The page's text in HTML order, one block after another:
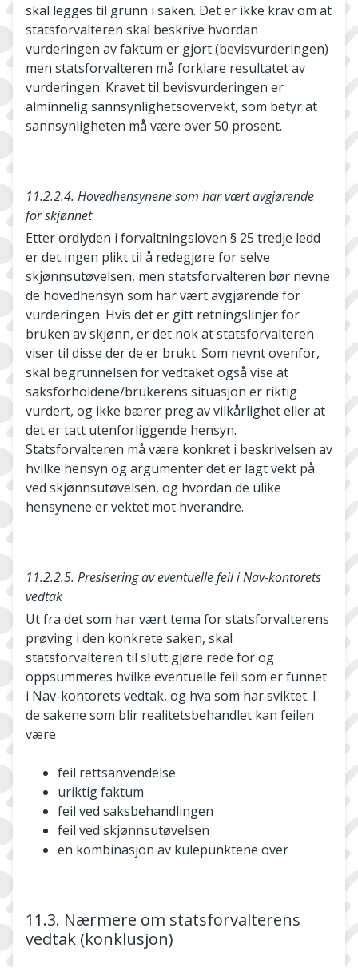
skal legges til grunn i saken. Det er ikke krav om at
statsforvalteren skal beskrive hvordan
vurderingen av faktum er gjort (bevisvurderingen)
men statsforvalteren må forklare resultatet av
vurderingen. Kravet til bevisvurderingen er
alminnelig sannsynlighetsovervekt, som betyr at
sannsynligheten må være over 50 prosent.
11.2.2.4. Hovedhensynene som har vært avgjørende
for skjønnet
Etter ordlyden i forvaltningsloven § 25 tredje ledd
er det ingen plikt til å redegjøre for selve
skjønnsutøvelsen, men statsforvalteren bør nevne
de hovedhensyn som har vært avgjørende for
vurderingen. Hvis det er gitt retningslinjer for
bruken av skjønn, er det nok at statsforvalteren
viser til disse der de er brukt. Som nevnt ovenfor,
skal begrunnelsen for vedtaket også vise at
saksforholdene/brukerens situasjon er riktig
vurdert, og ikke bærer preg av vilkårlighet eller at
det er tatt utenforliggende hensyn.
Statsforvalteren må være konkret i beskrivelsen av
hvilke hensyn og argumenter det er lagt vekt på
ved skjønnsutøvelsen, og hvordan de ulike
hensynene er vektet mot hverandre.
11.2.2.5. Presisering av eventuelle feil i Nav-kontorets
vedtak
Ut fra det som har vært tema for statsforvalterens
prøving i den konkrete saken, skal
statsforvalteren til slutt gjøre rede for og
oppsummeres hvilke eventuelle feil som er funnet
i Nav-kontorets vedtak, og hva som har sviktet. I
de sakene som blir realitetsbehandlet kan feilen
være
feil rettsanvendelse
uriktig faktum
feil ved saksbehandlingen
feil ved skjønnsutøvelsen
en kombinasjon av kulepunktene over
11.3. Nærmere om statsforvalterens
vedtak (konklusjon)